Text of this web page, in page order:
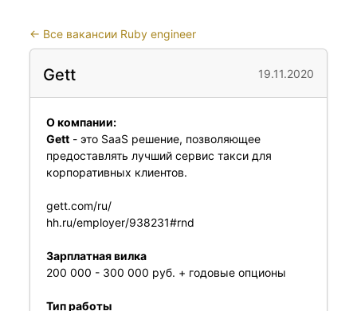
← Все вакансии Ruby engineer
Gett 19.11.2020
О компании:
Gett- это SaaS решение, позволяющее
предоставлять лучший сервис такси для
корпоративных клиентов.
gett.com/ru/
hh.ru/employer/938231#rnd
Зарплатная вилка
200 000 - 300 000 руб. + годовые опционы
Тип работы